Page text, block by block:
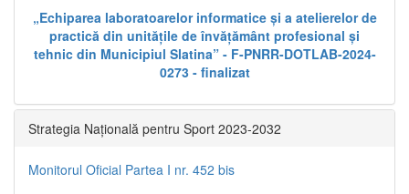
„Echiparea laboratoarelor informatice și a atelierelor de
practică din unitățile de învățământ profesional și
tehnic din Municipiul Slatina” - F-PNRR-DOTLAB-2024-
0273 - finalizat
Strategia Națională pentru Sport 2023-2032
Monitorul Oficial Partea I nr. 452 bis